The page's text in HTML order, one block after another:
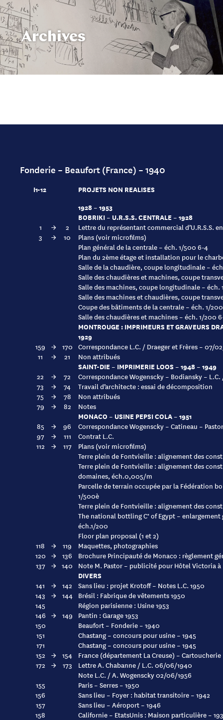
Archives
Fonderie – Beaufort (France) – 1940
I1-12
PROJETS NON REALISES
1928 – 1953
BOBRIKI – U.R.S.S. CENTRALE – 1928
1 → 2
Lettre du représentant commercial d’U.R.S.S.
3
→ 10
Plans (voir microfilms)
Plan général de la centrale – éch. 1/500 6-4
Plan du 2ème étage et installation pour le
Salle de la chaudière, coupe longitudinale –
Salle des chaudières et machines, coupe
Salle des machines, coupe longitudinale – éch.
Salle des machines et chaudières, coupe
Coupe des bâtiments de la centrale – éch. 1/
Salle des chaudières et machines – éch. 1/200
MONTROUGE : IMPRIMEURS ET GRAVEURS
1929
159 → 170 Correspondance L.C. / Draeger et Frères – 07/
11
→ 21 Non attribués
SAINT-DIE – IMPRIMERIE LOOS – 1948 – 1949
22 → 72
Correspondance Wogenscky – Bodiansky – L.C.
73
→ 74
Travail d’architecte : essai de décomposition
75
→ 78
Non attribués
79
→ 82 Notes
MONACO – USINE PEPSI COLA – 1951
85 → 96
Correspondance Wogenscky – Catineau –
97
→ 111
Contrat L.C.
112
→ 117
Plans (voir microfilms)
Terre plein de Fontvieille : alignement des
Terre plein de Fontvieille : alignement des
domaines, éch.0,005/m
Parcelle de terrain occupée par la Fédération
1/500è
Terre plein de Fontvieille : alignement des
The national bottling C° of Egypt –
éch.1/200
Floor plan proposal (1 et 2)
118
→ 119
Maquettes, photographies
120 → 136
Brochure Principauté de Monaco : règlement
137
→ 140 Note M. Pastor – publicité pour Hôtel Victoria
DIVERS
141 → 142 Sans lieu : projet Krotoff – Notes L.C. 1950
143
→ 144
Brésil : Fabrique de vêtements 1950
145
Région parisienne : Usine 1953
146 → 149
Pantin : Garage 1953
150
Beaufort – Fonderie – 1940
151
Chastang – concours pour usine – 1945
171
Chastang – concours pour usine – 1945
152
→ 154
France (département La Creuse) – Cartoucherie
172
→ 173
Lettre A. Chabanne / L.C. 06/06/1940
Note L.C. / A. Wogenscky 02/06/1956
155
Paris – Serres – 1950
156
Sans lieu – Foyer : habitat transitoire – 1942
157
Sans lieu – Aéroport – 1946
158
Californie – EtatsUnis : Maison particulière –